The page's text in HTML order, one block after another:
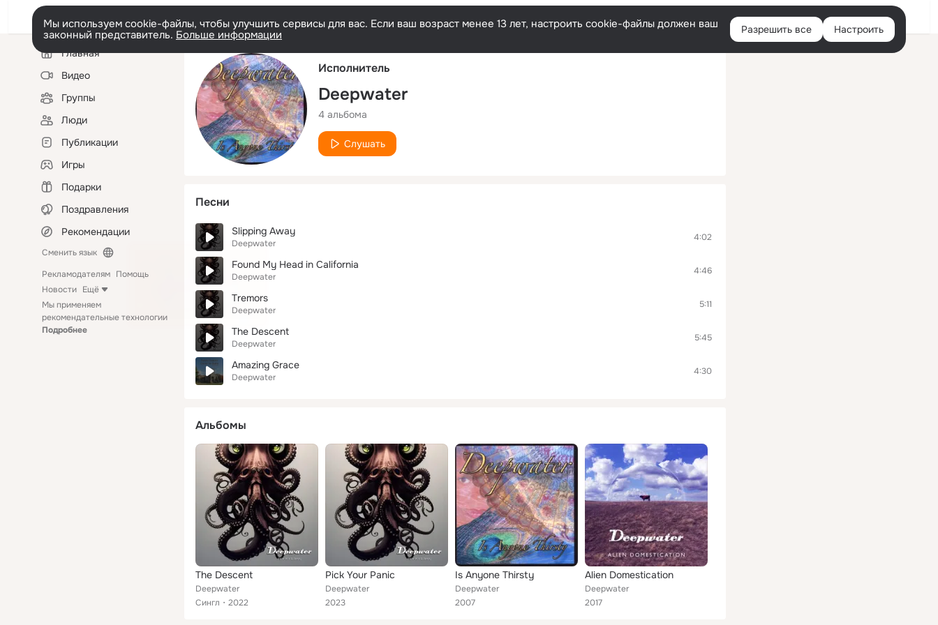
Русский Войти
Мы используем cookie-файлы, чтобы улучшить сервисы для вас. Если ваш возраст менее 13 лет, настроить cookie-файлы должен ваш
законный представитель. Больше информации Разрешить все Настроить
Левая
колонкаГлавная
Видео
Группы
Люди
Публикации
Игры
Подарки
Поздравления
Рекомендации
Сменить язык
Рекламодателям Помощь
Новости Ещё
Мы применяем
рекомендательные технологии
Подробнее
Исполнитель
Deepwater
4 альбома
Слушать
Песни
Slipping Away
Deepwater
4:02
Found My Head in California
Deepwater
4:46
Tremors
Deepwater
5:11
The Descent
Deepwater
5:45
Amazing Grace
Deepwater
4:30
Альбомы
The Descent
Deepwater
Сингл
2022
Pick Your Panic
Deepwater
2023
Is Anyone Thirsty
Deepwater
2007
Alien Domestication
Deepwater
2017